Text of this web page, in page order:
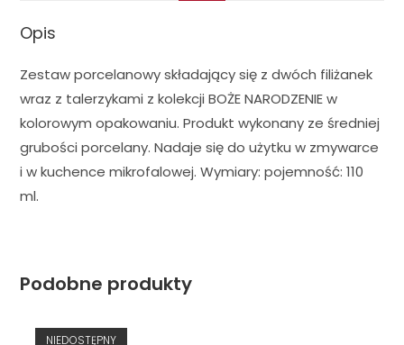
Opis
Zestaw porcelanowy składający się z dwóch filiżanek
wraz z talerzykami z kolekcji BOŻE NARODZENIE w
kolorowym opakowaniu. Produkt wykonany ze średniej
grubości porcelany. Nadaje się do użytku w zmywarce
i w kuchence mikrofalowej. Wymiary: pojemność: 110
ml.
Podobne produkty
NIEDOSTĘPNY